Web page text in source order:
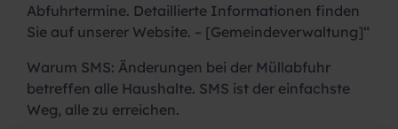
Abfuhrtermine. Detaillierte Informationen finden
Sie auf unserer Website. – [Gemeindeverwaltung]“
Warum SMS: Änderungen bei der Müllabfuhr
betreffen alle Haushalte. SMS ist der einfachste
Weg, alle zu erreichen.